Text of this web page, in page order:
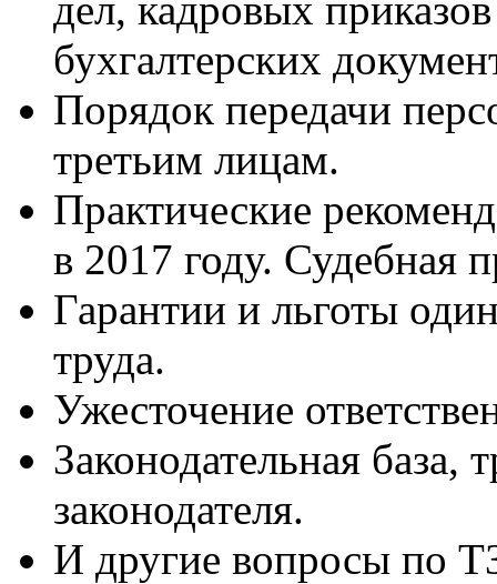
бухгалтерских
Порядок передачи
третьим лицам.
Практические
в 2017 году. Судебная
Гарантии и льготы
труда.
Ужесточение
Законодательная база,
законодателя.
И другие вопросы по